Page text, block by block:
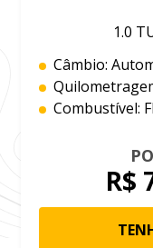
1.0
Câmbio:
Combustível:
R$